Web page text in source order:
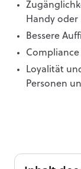
Handy oder
Bessere
Loyalität
Personen